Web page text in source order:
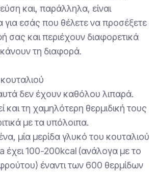
και, παράλληλα, είναι
για εσάς που θέλετε να προσέξετε
σας και περιέχουν διαφορετικά
τη διαφορά.
δεν έχουν καθόλου λιπαρά.
και τη χαμηλότερη θερμιδική τους
με τα υπόλοιπα.
μία μερίδα γλυκό του κουταλιού
έχει 100-200kcal (ανάλογα με το
έναντι των 600 θερμίδων